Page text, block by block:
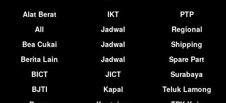
Alat Berat
All
Bea Cukai
Berita Lain
BICT
BJTI
IKT
Jadwal
Jadwal
Jadwal
JICT
Kapal
PTP
Regional
Shipping
Spare Part
Surabaya
Teluk Lamong